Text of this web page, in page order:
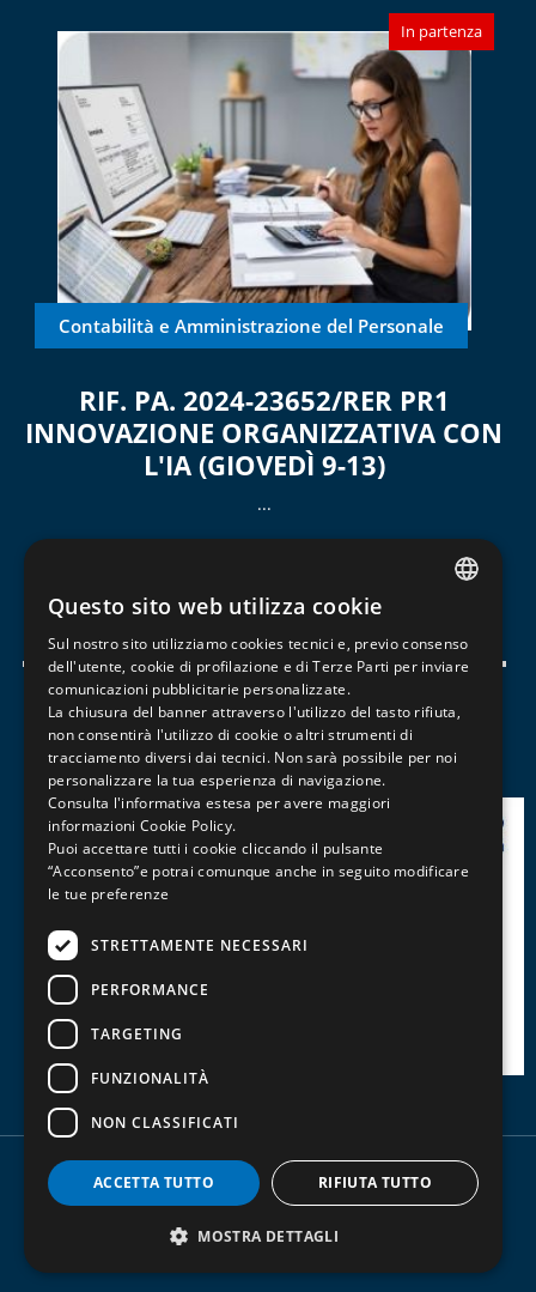
In partenza
Contabilità e Amministrazione del Personale
RIF. PA. 2024-23652/RER PR1
INNOVAZIONE ORGANIZZATIVA CON
L'IA (GIOVEDÌ 9-13)
​...
Scopri il corso
1
Copyright - P.IVA 00829580364 -Privacy policy-
Trasparenza contributi pubblici
ENGLISH
Questo sito web utilizza cookie
Sul nostro sito utilizziamo cookies tecnici e, previo consenso
dell'utente, cookie di profilazione e di Terze Parti per inviare
comunicazioni pubblicitarie personalizzate.
La chiusura del banner attraverso l'utilizzo del tasto rifiuta,
non consentirà l'utilizzo di cookie o altri strumenti di
tracciamento diversi dai tecnici. Non sarà possibile per noi
personalizzare la tua esperienza di navigazione.
Consulta l'informativa estesa per avere maggiori
informazioni Cookie Policy.
Puoi accettare tutti i cookie cliccando il pulsante
“Acconsento”e potrai comunque anche in seguito modificare
le tue preferenze
STRETTAMENTE NECESSARI
PERFORMANCE
TARGETING
FUNZIONALITÀ
NON CLASSIFICATI
ACCETTA TUTTO RIFIUTA TUTTO
MOSTRA DETTAGLI